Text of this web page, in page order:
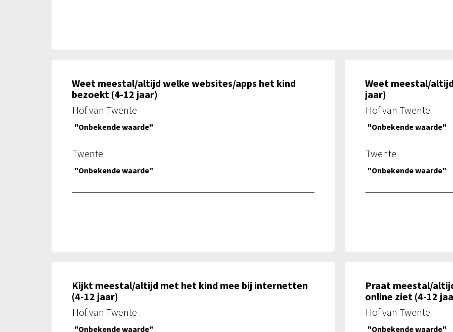
Weet meestal/altijd welke websites/apps het kind
bezoekt (4-12 jaar)
Twente
Hof van Twente
"Onbekende waarde"
"Onbekende waarde"
Kijkt meestal/altijd met het kind mee bij internetten
(4-12 jaar)
Hof van Twente
"Onbekende waarde"
Weet meestal/
jaar)
Twente
Hof van Twente
"Onbekende waarde"
"Onbekende waarde"
Praat meestal/
online ziet (4-12
Hof van Twente
"Onbekende waarde"